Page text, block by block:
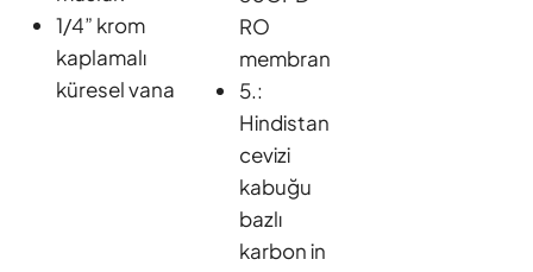
1/4” krom
kaplamalı
küresel vana
RO
membran
5.:
Hindistan
cevizi
kabuğu
bazlı
karbon in